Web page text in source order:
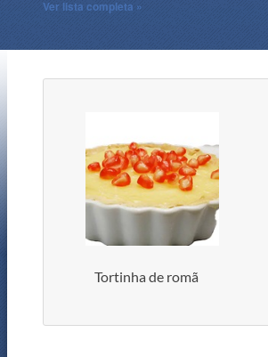
Ver lista completa »
Tortinha de romã